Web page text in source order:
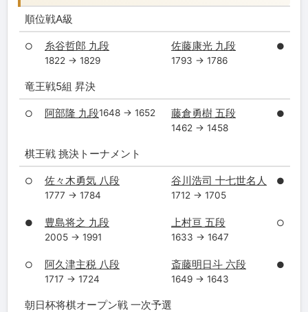
順位戦A級
○ 糸谷哲郎 九段
1822 → 1829
佐藤康光 九段
1793 → 1786
●
竜王戦5組 昇決
○ 阿部隆 九段1648 → 1652 藤倉勇樹 五段
1462 → 1458
●
棋王戦 挑決トーナメント
○ 佐々木勇気 八段
1777 → 1784
谷川浩司 十七世名人
1712 → 1705
●
● 豊島将之 九段
2005 → 1991
上村亘 五段
1633 → 1647
○
○ 阿久津主税 八段
1717 → 1724
斎藤明日斗 六段
1649 → 1643
●
朝日杯将棋オープン戦 一次予選